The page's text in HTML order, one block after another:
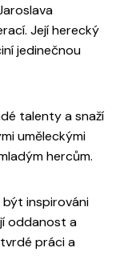
Její herecký
jedinečnou
talenty a snaží
uměleckými
hercům.
inspirováni
oddanost a
práci a